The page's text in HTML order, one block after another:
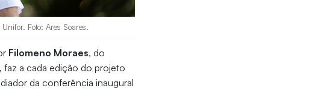
Foto: Ares Soares.
Filomeno Moraes, do
, faz a cada edição do projeto
da conferência inaugural